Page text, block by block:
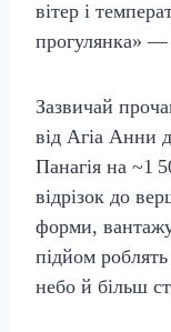
вітер і
прогулянка» —
Зазвичай
від Агіа Анни
Панагія на ~1
відрізок до
форми,
підйом
небо й більш